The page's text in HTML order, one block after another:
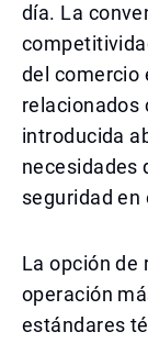
día. La
del comercio
relacionados
introducida
necesidades
seguridad
La opción de
operación
estándares